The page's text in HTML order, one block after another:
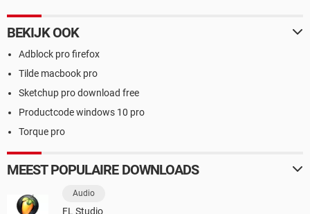
BEKIJK OOK
Adblock pro firefox
Tilde macbook pro
Sketchup pro download free
Productcode windows 10 pro
Torque pro
MEEST POPULAIRE DOWNLOADS
Audio
FL Studio